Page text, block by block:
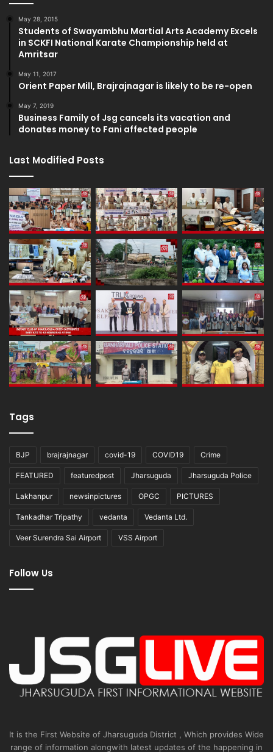
May 28, 2015
Students of Swayambhu Martial Arts Academy Excels
in SCKFI National Karate Championship held at
Amritsar
May 11, 2017
Orient Paper Mill, Brajrajnagar is likely to be re-open
May 7, 2019
Business Family of Jsg cancels its vacation and
donates money to Fani affected people
Last Modified Posts
Tags
BJP brajrajnagar covid-19 COVID19 Crime
FEATURED featuredpost Jharsuguda Jharsuguda Police
Lakhanpur newsinpictures OPGC PICTURES
Tankadhar Tripathy vedanta Vedanta Ltd.
Veer Surendra Sai Airport VSS Airport
Follow Us
It is the First Website of Jharsuguda District , Which provides Wide
range of information alongwith latest updates of the happening in